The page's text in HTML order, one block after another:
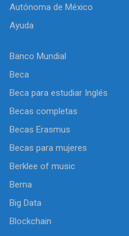
Autónoma de México
Ayuda
Banco Mundial
Beca
Beca para estudiar Inglés
Becas completas
Becas Erasmus
Becas para mujeres
Berklee of music
Berna
Big Data
Blockchain